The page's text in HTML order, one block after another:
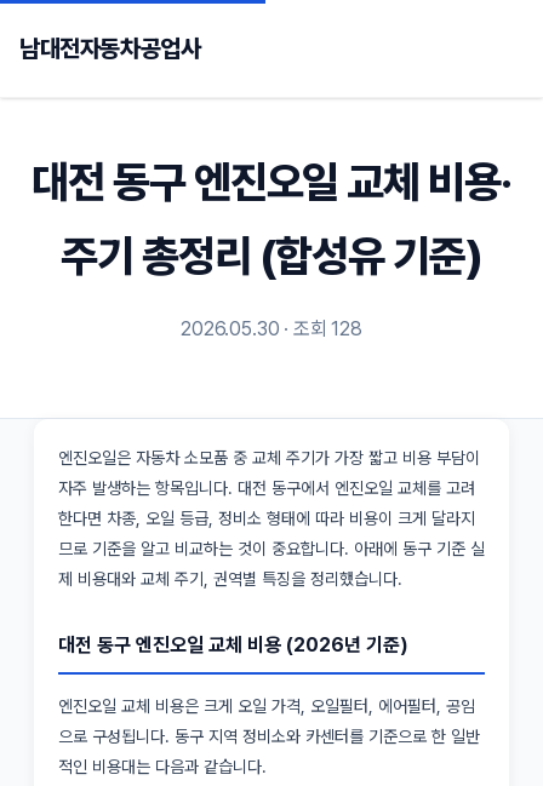
남대전자동차공업사
대전 동구 엔진오일 교체 비용·
주기 총정리 (합성유 기준)
2026.05.30 · 조회 128
엔진오일은 자동차 소모품 중 교체 주기가 가장 짧고 비용 부담이
자주 발생하는 항목입니다. 대전 동구에서 엔진오일 교체를 고려
한다면 차종, 오일 등급, 정비소 형태에 따라 비용이 크게 달라지
므로 기준을 알고 비교하는 것이 중요합니다. 아래에 동구 기준 실
제 비용대와 교체 주기, 권역별 특징을 정리했습니다.
대전 동구 엔진오일 교체 비용 (2026년 기준)
엔진오일 교체 비용은 크게 오일 가격, 오일필터, 에어필터, 공임
으로 구성됩니다. 동구 지역 정비소와 카센터를 기준으로 한 일반
적인 비용대는 다음과 같습니다.